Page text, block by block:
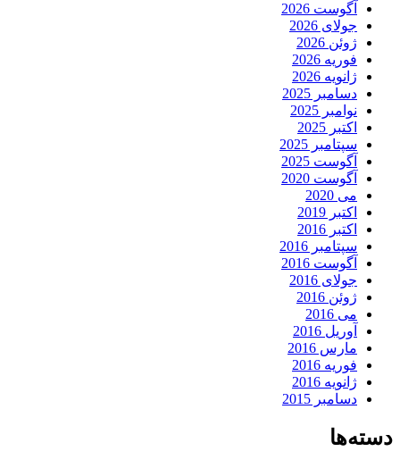
آگوست 2026
جولای 2026
ژوئن 2026
فوریه 2026
ژانویه 2026
دسامبر 2025
نوامبر 2025
اکتبر 2025
سپتامبر 2025
آگوست 2025
آگوست 2020
می 2020
اکتبر 2019
اکتبر 2016
سپتامبر 2016
آگوست 2016
جولای 2016
ژوئن 2016
می 2016
آوریل 2016
مارس 2016
فوریه 2016
ژانویه 2016
دسامبر 2015
دسته‌ها